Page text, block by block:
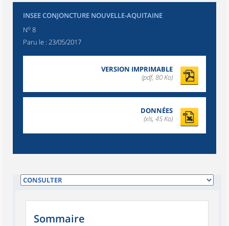
INSEE CONJONCTURE NOUVELLE-AQUITAINE
No 8
Paru le : 23/05/2017
VERSION IMPRIMABLE
(pdf, 80 Ko)
DONNÉES
(xls, 45 Ko)
Sommaire